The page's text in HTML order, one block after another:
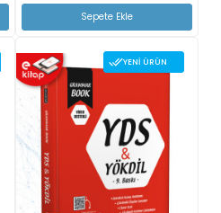
Sepete Ekle
YENI ÜRÜN